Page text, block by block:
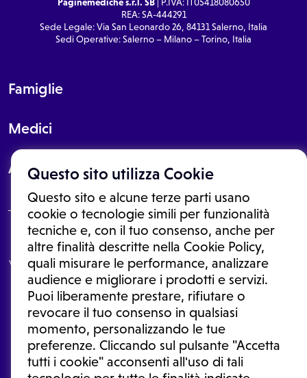
Questo sito utilizza Cookie
Questo sito e alcune terze parti usano
cookie o tecnologie simili per funzionalità
tecniche e, con il tuo consenso, anche per
altre finalità descritte nella Cookie Policy,
quali misurare le performance, analizzare
audience e migliorare i prodotti e servizi.
Puoi liberamente prestare, rifiutare o
revocare il tuo consenso in qualsiasi
momento, personalizzando le tue
preferenze. Cliccando sul pulsante "Accetta
tutti i cookie" acconsenti all'uso di tali
REA: SA-444291
Sede Legale: Via San Leonardo 26, 84131 Salerno, Italia
Sedi Operative: Salerno – Milano – Torino, Italia
Famiglie
Medici
About
Le informazioni proposte in questo sito non sono un consulto medico.
In nessun caso, queste informazioni sostituiscono un consulto, una
visita o una diagnosi formulata dal medico. Non si devono considerare
le informazioni disponibili come suggerimenti per la formulazione di
una diagnosi, la determinazione di un trattamento o l'assunzione o
sospensione di un farmaco senza prima consultare un medico di
medicina generale o uno specialista.
Condizioni di utilizzo|Privacy Policy |Gestione cookie
Ⓒ 2026 | Tutti i diritti riservati.